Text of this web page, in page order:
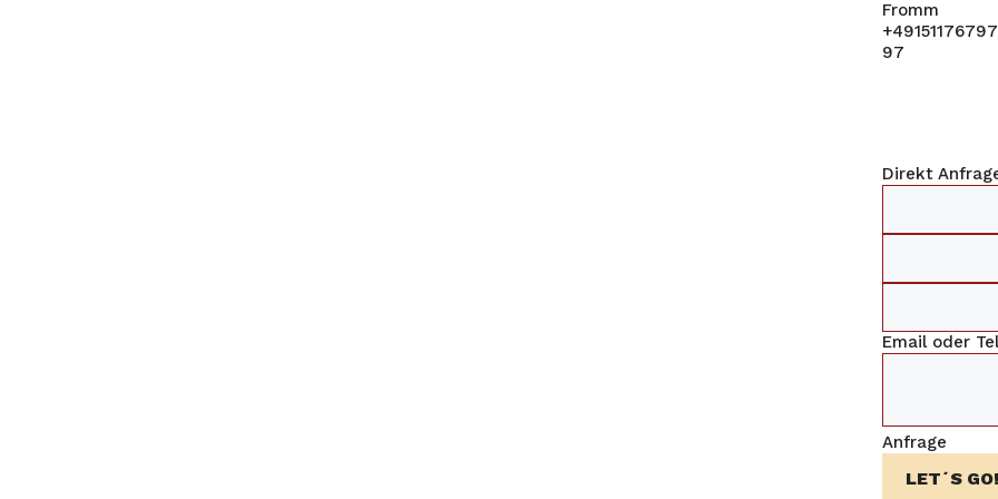
Direkt
Email oder
Anfrage
LET´S GO!